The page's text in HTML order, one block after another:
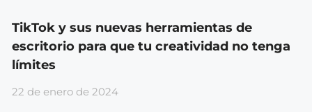
TikTok y sus nuevas herramientas de
escritorio para que tu creatividad no tenga
límites
22 de enero de 2024